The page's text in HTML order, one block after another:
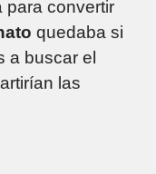
para convertir
quedaba si
a buscar el
las